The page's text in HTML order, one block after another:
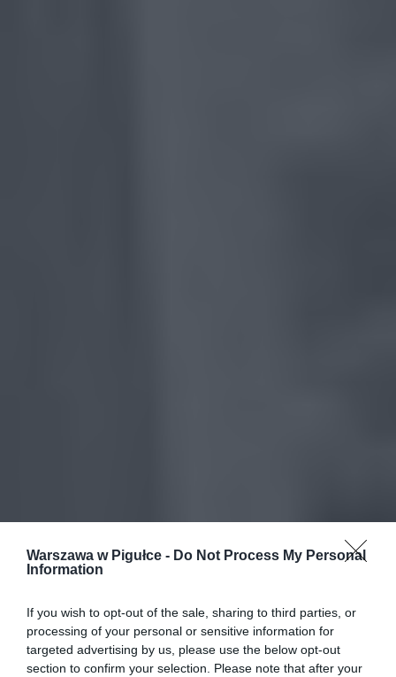
Warszawa w Pigułce - Do Not Process My Personal
Information
If you wish to opt-out of the sale, sharing to third parties, or
processing of your personal or sensitive information for
targeted advertising by us, please use the below opt-out
section to confirm your selection. Please note that after your